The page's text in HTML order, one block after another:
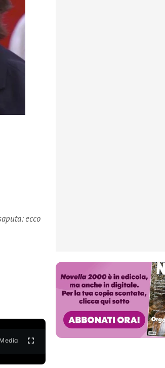
ecco
Media